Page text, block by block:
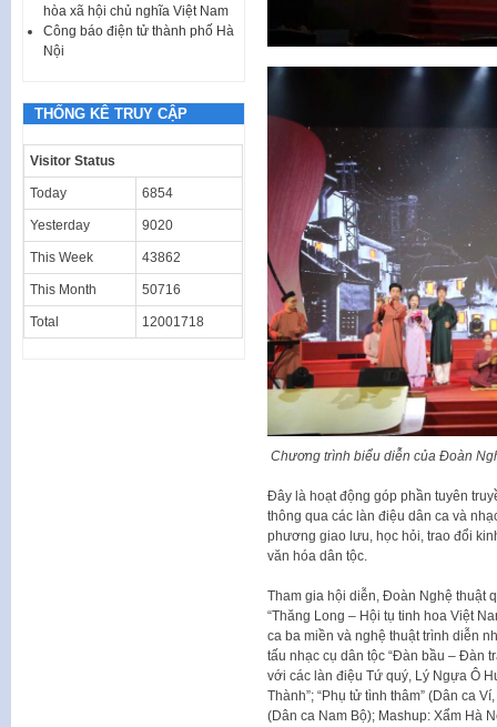
Chương trình biểu diễn của Đoàn
Đây là hoạt động góp phần tuyên
thông qua các làn điệu dân ca và
phương giao lưu, học hỏi, trao đổi
văn hóa dân tộc.
Tham gia hội diễn, Đoàn Nghệ thuật
“Thăng Long – Hội tụ tinh hoa Việt
ca ba miền và nghệ thuật trình diễn
tấu nhạc cụ dân tộc “Đàn bầu – Đàn
với các làn điệu Tứ quý, Lý Ngựa Ô
Thành”; “Phụ tử tình thâm” (Dân ca
(Dân ca Nam Bộ); Mashup: Xẩm Hà
hòa xã hội chủ nghĩa Việt Nam
Công báo điện tử thành phố Hà
Nội
THỐNG KÊ TRUY CẬP
Visitor Status
Today 6854
Yesterday 9020
This Week 43862
This Month 50716
Total 12001718